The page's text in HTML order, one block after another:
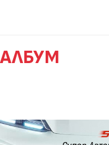
АЛБУМ